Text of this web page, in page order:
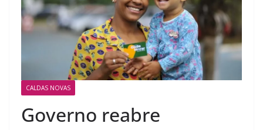
CALDAS NOVAS
Governo reabre